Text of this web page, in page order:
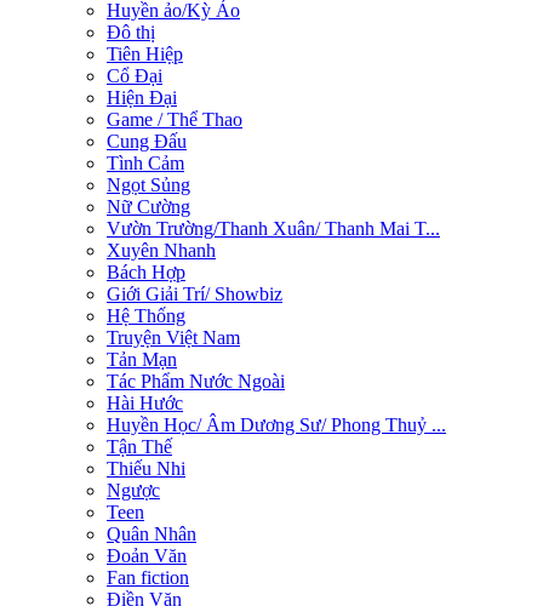
Huyền ảo/Kỳ Ảo
Đô thị
Tiên Hiệp
Cổ Đại
Hiện Đại
Game / Thể Thao
Cung Đấu
Tình Cảm
Ngọt Sủng
Nữ Cường
Vườn Trường/Thanh Xuân/ Thanh Mai T...
Xuyên Nhanh
Bách Hợp
Giới Giải Trí/ Showbiz
Hệ Thống
Truyện Việt Nam
Tản Mạn
Tác Phẩm Nước Ngoài
Hài Hước
Huyền Học/ Âm Dương Sư/ Phong Thuỷ ...
Tận Thế
Thiếu Nhi
Ngược
Teen
Quân Nhân
Đoản Văn
Fan fiction
Điền Văn